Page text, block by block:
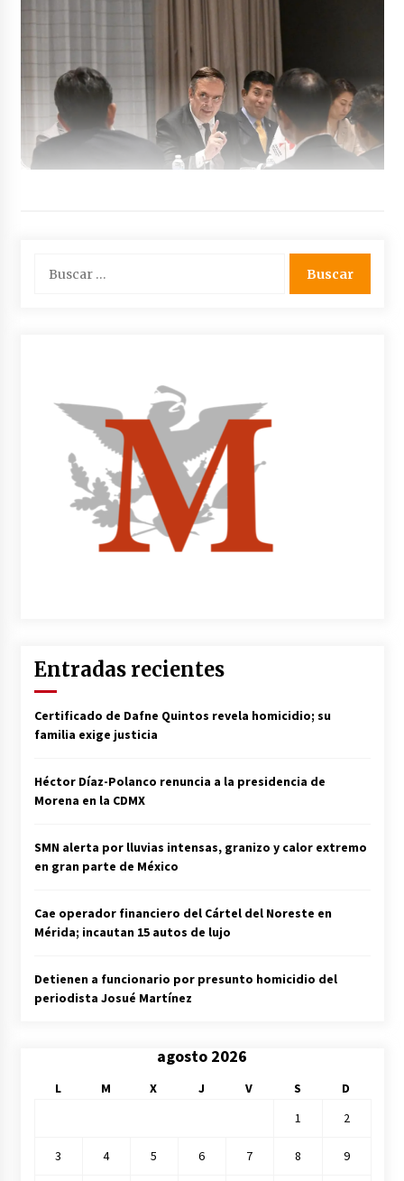
Entradas recientes
Certificado de Dafne Quintos revela homicidio; su
familia exige justicia
Héctor Díaz-Polanco renuncia a la presidencia de
Morena en la CDMX
SMN alerta por lluvias intensas, granizo y calor extremo
en gran parte de México
Cae operador financiero del Cártel del Noreste en
Mérida; incautan 15 autos de lujo
Detienen a funcionario por presunto homicidio del
periodista Josué Martínez
agosto 2026
L M X J V S
D
1
2
3 4 5 6 7 8 9